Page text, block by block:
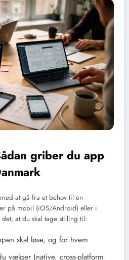
griber du app
at gå fra et behov til en
på mobil (iOS/Android) eller i
at du skal tage stilling til:
skal løse, og for hvem
vælger (native, cross-platform